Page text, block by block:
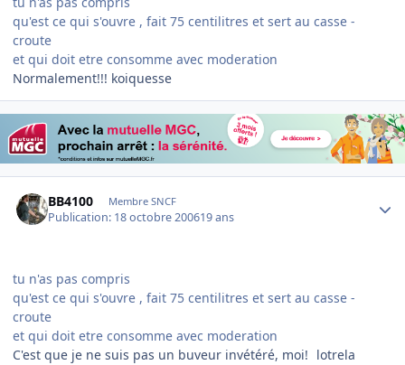
qu'est ce qui s'ouvre , fait 75 centilitres et sert au casse -
croute
et qui doit etre consomme avec moderation
Normalement!!! koiquesse
BB4100 Membre SNCF
Publication: 18 octobre 200619 ans
tu n'as pas compris
qu'est ce qui s'ouvre , fait 75 centilitres et sert au casse -
croute
et qui doit etre consomme avec moderation
C'est que je ne suis pas un buveur invétéré, moi! lotrela